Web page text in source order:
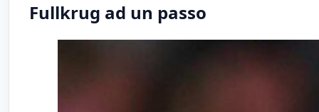
Fullkrug ad un passo